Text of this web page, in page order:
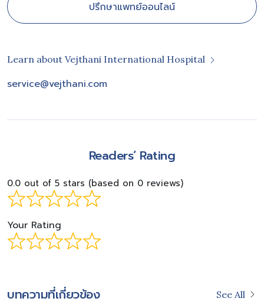
ปรึกษาแพทย์ออนไลน์
Learn about Vejthani International Hospital
service@vejthani.com
Readers’ Rating
0.0 out of 5 stars (based on 0 reviews)
Your Rating
บทความที่เกี่ยวข้อง See All